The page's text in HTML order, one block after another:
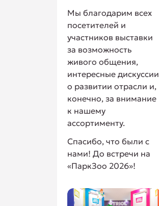
Мы благодарим всех
посетителей и
участников выставки
за возможность
живого общения,
интересные дискуссии
о развитии отрасли и,
конечно, за внимание
к нашему
ассортименту.
Спасибо, что были с
нами! До встречи на
«ПаркЗоо 2026»!